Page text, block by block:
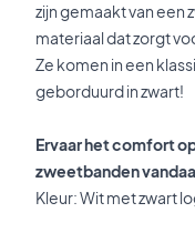
zijn gemaakt van
materiaal dat zorgt
Ze komen in een
geborduurd in zwart!
Ervaar het comfort
zweetbanden
Kleur: Wit met zwart